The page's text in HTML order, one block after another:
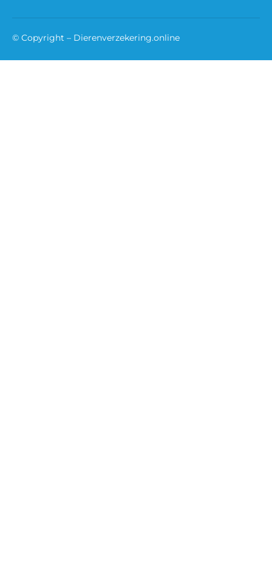
© Copyright – Dierenverzekering.online